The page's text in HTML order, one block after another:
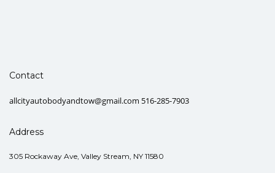
Contact
allcityautobodyandtow@gmail.com 516-285-7903
Address
305 Rockaway Ave, Valley Stream, NY 11580